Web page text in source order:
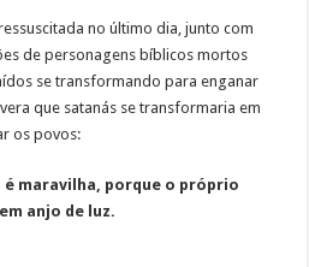
no último dia, junto com
de personagens bíblicos mortos
se transformando para enganar
que satanás se transformaria em
os povos:
é maravilha, porque o próprio
anjo de luz.